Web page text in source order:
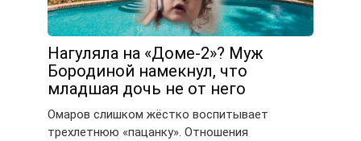
Нагуляла на «Доме-2»? Муж
Бородиной намекнул, что
младшая дочь не от него
Омаров слишком жёстко воспитывает
трехлетнюю «пацанку». Отношения